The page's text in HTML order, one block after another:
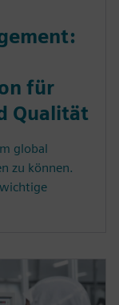
für
Qualität
global
zu können.